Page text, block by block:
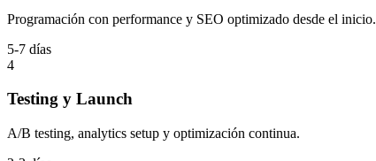
Programación con performance y SEO optimizado desde el inicio.
5-7 días
4
Testing y Launch
A/B testing, analytics setup y optimización continua.